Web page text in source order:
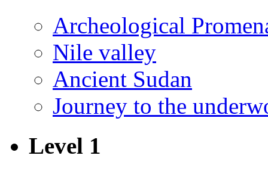
Archeological
Nile valley
Ancient Sudan
Journey to the
Level 1